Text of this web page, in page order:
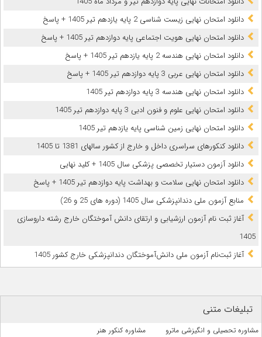
دانلود امتحان نهایی زیست شناسی 2 پایه یازدهم تیر 1405 + پاسخ
دانلود امتحان نهایی هویت اجتماعی پایه دوازدهم تیر 1405 + پاسخ
دانلود امتحان نهایی هندسه 2 پایه یازدهم تیر 1405 + پاسخ
دانلود امتحان نهایی عربی 3 پایه دوازدهم تیر 1405 + پاسخ
دانلود امتحان نهایی هندسه 3 پایه دوازدهم تیر 1405
دانلود امتحان نهایی علوم و فنون ادبی 3 پایه دوازدهم تیر 1405
دانلود امتحان نهایی زمین شناسی پایه یازدهم تیر 1405
دانلود کنکورهای سراسری داخل و خارج از کشور سالهای 1381 تا 1405
دانلود آزمون دستیار تخصصی پزشکی سال 1405 + کلید نهایی
دانلود امتحان نهایی سلامت و بهداشت پایه دوازدهم تیر 1405 + پاسخ
ﻣﻨﺎﺑﻊ آزﻣﻮن ﻣﻠﯽ دندانپزشکی سال 1405 (دوره های 25 و 26)
آغاز ثبت نام آزمون‌ ارزشیابی و ارتقای دانش آموختگان خارج رشته داروسازی
1405
آغاز ثبت‌نام آزمون ملی دانش‌آموختگان دندانپزشکی خارج کشور 1405
تبلیغات متنی
مشاوره تحصیلی و انگیزشی ماترو
مشاوره کنکور هنر